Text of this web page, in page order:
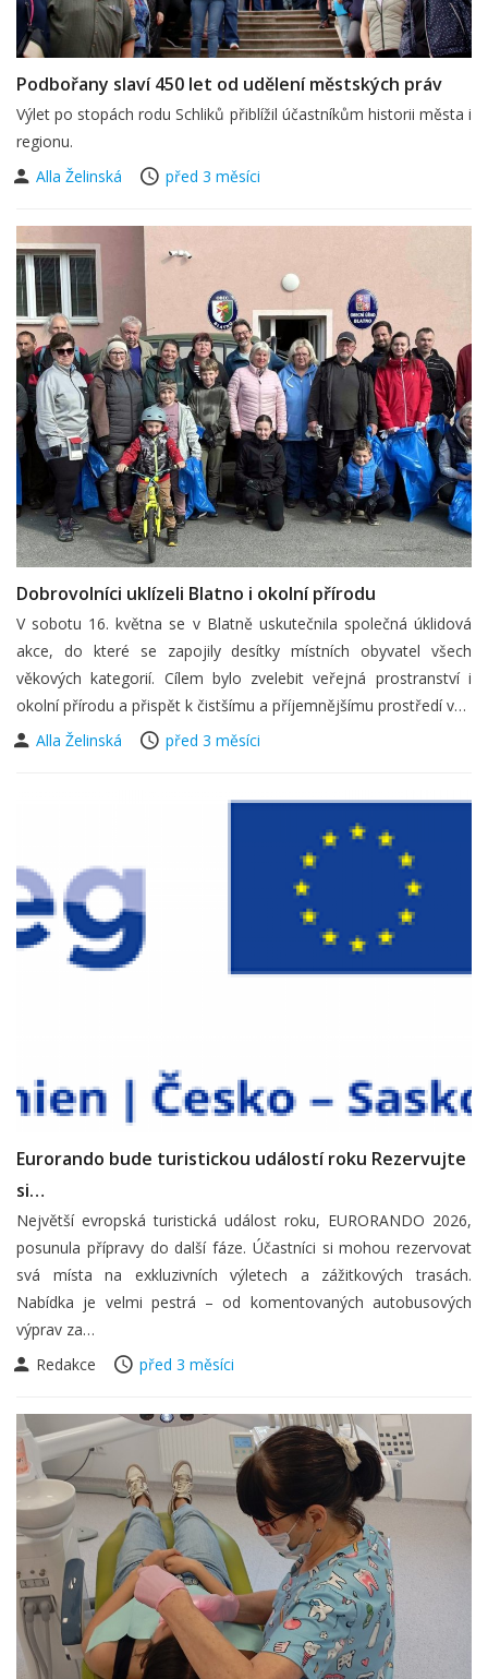
Podbořany slaví 450 let od udělení městských práv
Výlet po stopách rodu Schliků přiblížil účastníkům historii města i
regionu.
Alla Želinská
před 3 měsíci
Dobrovolníci uklízeli Blatno i okolní přírodu
V sobotu 16. května se v Blatně uskutečnila společná úklidová
akce, do které se zapojily desítky místních obyvatel všech
věkových kategorií. Cílem bylo zvelebit veřejná prostranství i
okolní přírodu a přispět k čistšímu a příjemnějšímu prostředí v…
Alla Želinská
před 3 měsíci
Eurorando bude turistickou událostí roku Rezervujte
si…
Největší evropská turistická událost roku, EURORANDO 2026,
posunula přípravy do další fáze. Účastníci si mohou rezervovat
svá místa na exkluzivních výletech a zážitkových trasách.
Nabídka je velmi pestrá – od komentovaných autobusových
výprav za…
Redakce
před 3 měsíci